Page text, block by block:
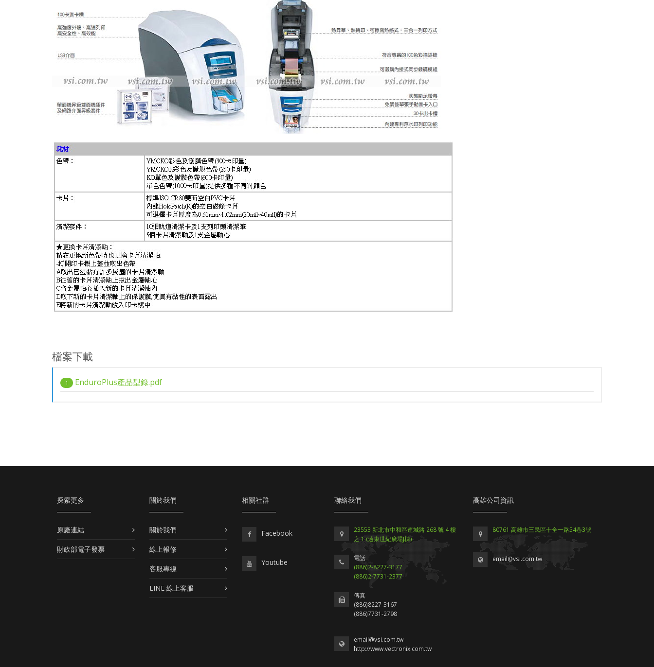
檔案下載
1 EnduroPlus產品型錄.pdf
探索更多
原廠連結
財政部電子發票
關於我們
關於我們
線上報修
客服專線
LINE 線上客服
相關社群
Facebook
Youtube
聯絡我們
23553 新北市中和區連城路 268 號 4 樓
之 1 (遠東世紀廣場J棟)
電話
(886)2-8227-3177
(886)2-7731-2377
傳真
(886)8227-3167
(886)7731-2798
email@vsi.com.tw
http://www.vectronix.com.tw
高雄公司資訊
80761 高雄市三民區十全一路54巷3號
email@vsi.com.tw